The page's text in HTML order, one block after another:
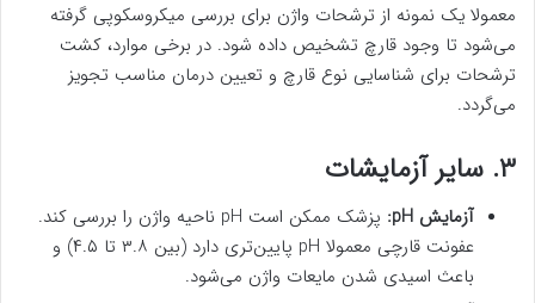
معمولا یک نمونه از ترشحات واژن برای بررسی میکروسکوپی گرفته
می‌شود تا وجود قارچ تشخیص داده شود. در برخی موارد، کشت
ترشحات برای شناسایی نوع قارچ و تعیین درمان مناسب تجویز
می‌گردد.
۳. سایر آزمایشات
آزمایش pH
:
پزشک ممکن است pH ناحیه واژن را بررسی کند.
عفونت قارچی معمولا pH پایین‌تری دارد (بین ۳.۸ تا ۴.۵) و
باعث اسیدی شدن مایعات واژن می‌شود.